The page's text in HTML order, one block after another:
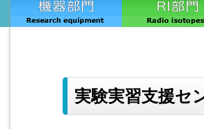
実験実習支援